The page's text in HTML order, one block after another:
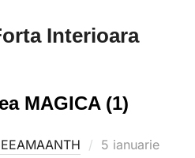
Interioara
MAGICA (1)
Publicat
5 ianuarie